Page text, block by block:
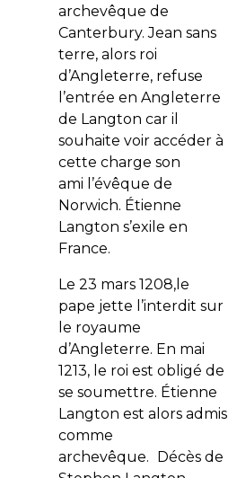
archevêque de
Canterbury. Jean sans
terre, alors roi
d’Angleterre, refuse
l’entrée en Angleterre
de Langton car il
souhaite voir accéder à
cette charge son
ami l’évêque de
Norwich. Étienne
Langton s’exile en
France.
Le 23 mars 1208,le
pape jette l’interdit sur
le royaume
d’Angleterre. En mai
1213, le roi est obligé de
se soumettre. Étienne
Langton est alors admis
comme
archevêque.
Décès de